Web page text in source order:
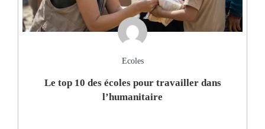
Ecoles
Le top 10 des écoles pour travailler dans
l’humanitaire